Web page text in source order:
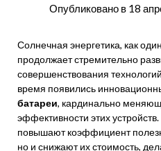
Опубликовано в 18
Солнечная энергетика, как
продолжает стремительно
совершенствования
время появились
батареи, кардинально
эффективности этих
повышают коэффициент
но и снижают их стоимость,